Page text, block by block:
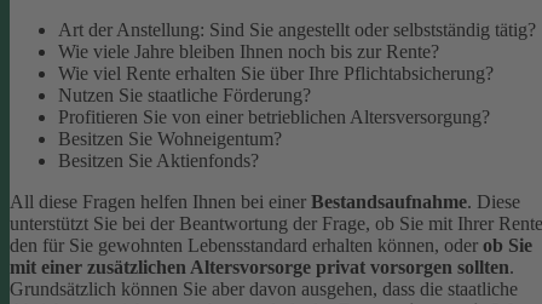
Art der Anstellung: Sind Sie angestellt oder selbstständig tätig?
Wie viele Jahre bleiben Ihnen noch bis zur Rente?
Wie viel Rente erhalten Sie über Ihre Pflichtabsicherung?
Nutzen Sie staatliche Förderung?
Profitieren Sie von einer betrieblichen Altersversorgung?
Besitzen Sie Wohneigentum?
Besitzen Sie Aktienfonds?
All diese Fragen helfen Ihnen bei einer Bestandsaufnahme. Diese
unterstützt Sie bei der Beantwortung der Frage, ob Sie mit Ihrer Rente
den für Sie gewohnten Lebensstandard erhalten können, oder ob Sie
mit einer zusätzlichen Altersvorsorge privat vorsorgen sollten.
Grundsätzlich können Sie aber davon ausgehen, dass die staatliche